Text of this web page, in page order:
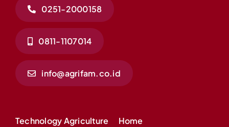
0251-2000158
0811-1107014
info@agrifam.co.id
Technology Agriculture Home